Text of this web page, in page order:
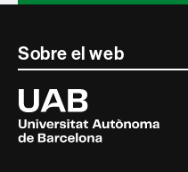
Contacte
informació
legal
Sobre el web
Universitat
Autònoma
de
Barcelona